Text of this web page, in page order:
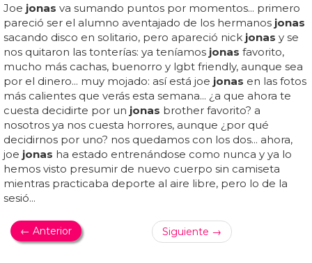
Joe jonas va sumando puntos por momentos... primero
pareció ser el alumno aventajado de los hermanos jonas
sacando disco en solitario, pero apareció nick jonas y se
nos quitaron las tonterías: ya teníamos jonas favorito,
mucho más cachas, buenorro y lgbt friendly, aunque sea
por el dinero... muy mojado: así está joe jonas en las fotos
más calientes que verás esta semana... ¿a que ahora te
cuesta decidirte por un jonas brother favorito? a
nosotros ya nos cuesta horrores, aunque ¿por qué
decidirnos por uno? nos quedamos con los dos... ahora,
joe jonas ha estado entrenándose como nunca y ya lo
hemos visto presumir de nuevo cuerpo sin camiseta
mientras practicaba deporte al aire libre, pero lo de la
sesió...
← Anterior Siguiente →